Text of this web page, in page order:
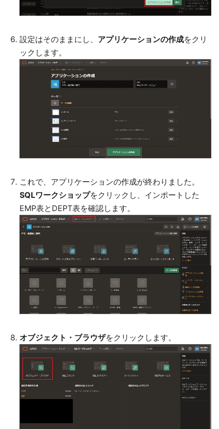
設定はそのままにし、 アプリケーションの作成をクリ
ックします。
これで、アプリケーションの作成が終わりました。
SQLワークショップをクリックし、インポートした
EMP表とDEPT表を確認します。
オブジェクト・ブラウザをクリックします。